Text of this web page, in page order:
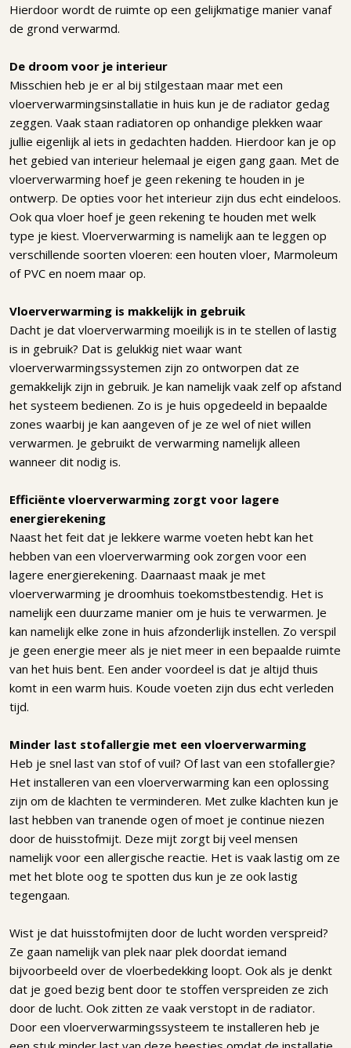
Hierdoor wordt de ruimte op een gelijkmatige manier vanaf
de grond verwarmd.
De droom voor je interieur
Misschien heb je er al bij stilgestaan maar met een
vloerverwarmingsinstallatie in huis kun je de radiator gedag
zeggen. Vaak staan radiatoren op onhandige plekken waar
jullie eigenlijk al iets in gedachten hadden. Hierdoor kan je op
het gebied van interieur helemaal je eigen gang gaan. Met de
vloerverwarming hoef je geen rekening te houden in je
ontwerp. De opties voor het interieur zijn dus echt eindeloos.
Ook qua vloer hoef je geen rekening te houden met welk
type je kiest. Vloerverwarming is namelijk aan te leggen op
verschillende soorten vloeren: een houten vloer, Marmoleum
of PVC en noem maar op.
Vloerverwarming is makkelijk in gebruik
Dacht je dat vloerverwarming moeilijk is in te stellen of lastig
is in gebruik? Dat is gelukkig niet waar want
vloerverwarmingssystemen zijn zo ontworpen dat ze
gemakkelijk zijn in gebruik. Je kan namelijk vaak zelf op afstand
het systeem bedienen. Zo is je huis opgedeeld in bepaalde
zones waarbij je kan aangeven of je ze wel of niet willen
verwarmen. Je gebruikt de verwarming namelijk alleen
wanneer dit nodig is.
Efficiënte vloerverwarming zorgt voor lagere
energierekening
Naast het feit dat je lekkere warme voeten hebt kan het
hebben van een vloerverwarming ook zorgen voor een
lagere energierekening. Daarnaast maak je met
vloerverwarming je droomhuis toekomstbestendig. Het is
namelijk een duurzame manier om je huis te verwarmen. Je
kan namelijk elke zone in huis afzonderlijk instellen. Zo verspil
je geen energie meer als je niet meer in een bepaalde ruimte
van het huis bent. Een ander voordeel is dat je altijd thuis
komt in een warm huis. Koude voeten zijn dus echt verleden
tijd.
Minder last stofallergie met een vloerverwarming
Heb je snel last van stof of vuil? Of last van een stofallergie?
Het installeren van een vloerverwarming kan een oplossing
zijn om de klachten te verminderen. Met zulke klachten kun je
last hebben van tranende ogen of moet je continue niezen
door de huisstofmijt. Deze mijt zorgt bij veel mensen
namelijk voor een allergische reactie. Het is vaak lastig om ze
met het blote oog te spotten dus kun je ze ook lastig
tegengaan.
Wist je dat huisstofmijten door de lucht worden verspreid?
Ze gaan namelijk van plek naar plek doordat iemand
bijvoorbeeld over de vloerbedekking loopt. Ook als je denkt
dat je goed bezig bent door te stoffen verspreiden ze zich
door de lucht. Ook zitten ze vaak verstopt in de radiator.
Door een vloerverwarmingssysteem te installeren heb je